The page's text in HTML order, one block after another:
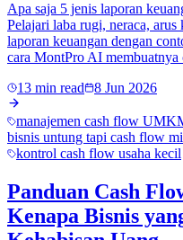
Apa saja 5 jenis laporan
Pelajari laba rugi, neraca, arus
laporan keuangan dengan
cara MontPro AI membuatnya
13 min read
8 Jun 2026
manajemen cash flow
bisnis untung tapi cash flow
kontrol cash flow usaha kecil
Panduan Cash
Kenapa Bisnis